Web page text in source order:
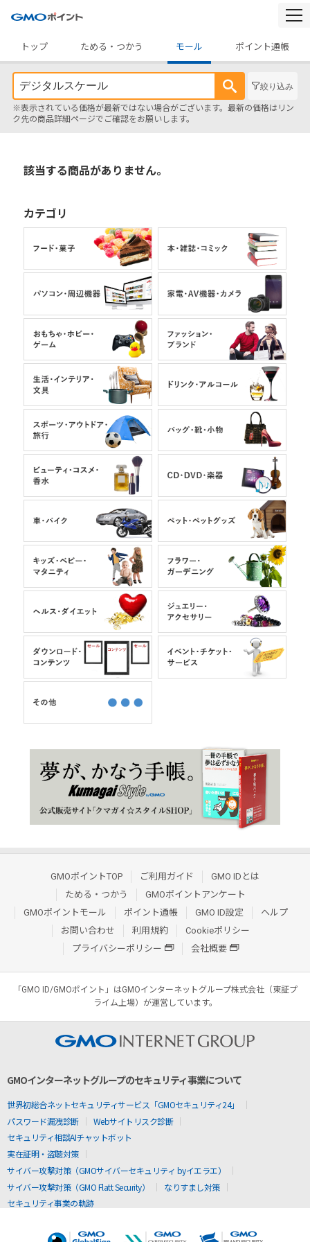
トップ
ためる・つかう モール ポイント通帳
絞り込み
※表示されている価格が最新ではない場合がございます。最新の価格はリン
ク先の商品詳細ページでご確認をお願いします。
該当する商品がありません。
カテゴリ
GMOポイントTOP ご利用ガイド
GMO IDとは
ためる・つかう
GMOポイントアンケート
GMOポイントモール
ポイント通帳 GMO ID設定
ヘルプ
お問い合わせ
利用規約
Cookieポリシー
プライバシーポリシー
会社概要
「GMO ID/GMOポイント」はGMOインターネットグループ株式会社（東証プ
ライム上場）が運営しています。
GMOインターネットグループのセキュリティ事業について
世界初総合ネットセキュリティサービス「GMOセキュリティ24」
パスワード漏洩診断
Webサイトリスク診断
セキュリティ相談AIチャットボット
実在証明・盗聴対策
サイバー攻撃対策（GMOサイバーセキュリティ byイエラエ）
サイバー攻撃対策（GMO Flatt Security）
なりすまし対策
セキュリティ事業の軌跡